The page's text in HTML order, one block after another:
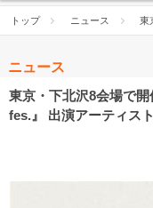
トップ ニュース 東
ニュース
東京・下北沢8会場で
fes.』 出演アーティス